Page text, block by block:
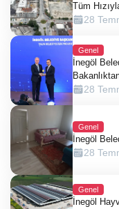
Tüm
28
Genel
İnegöl
28
Genel
İnegöl
28
Genel
İnegöl